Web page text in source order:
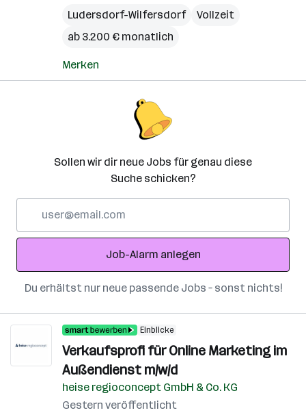
Ludersdorf-Wilfersdorf
Vollzeit
ab 3.200 € monatlich
Merken
Sollen wir dir neue Jobs für genau diese
Suche schicken?
Adresse
Job-Alarm anlegen
Du erhältst nur neue passende Jobs – sonst nichts!
Einblicke
Verkaufsprofi für Online Marketing im
Außendienst m/w/d
heise regioconcept GmbH & Co. KG
Gestern veröffentlicht